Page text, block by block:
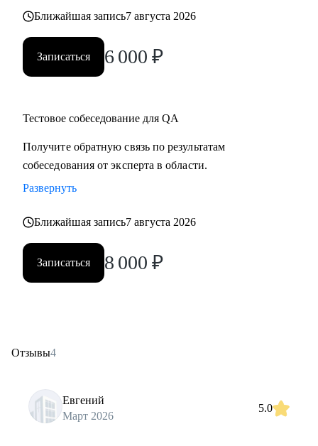
Ближайшая запись7 августа 2026
Записаться 6 000 ₽
Тестовое собеседование для QA
Получите обратную связь по результатам
собеседования от эксперта в области.
Развернуть
Ближайшая запись7 августа 2026
Записаться 8 000 ₽
Отзывы4
Евгений
Март 2026
5.0